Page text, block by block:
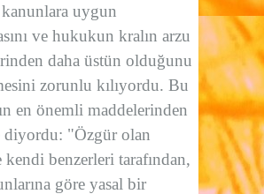
uygun
ve hukukun kralın arzu
daha üstün olduğunu
zorunlu kılıyordu. Bu
en önemli maddelerinden
"Özgür olan
benzerleri tarafından,
göre yasal bir